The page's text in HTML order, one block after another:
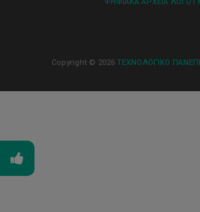
ΨΗΦΙΑΚΆ ΑΡΧΕΊΑ
Copyright © 2026 ΤΕΧΝΟΛΟΓΙΚΟ